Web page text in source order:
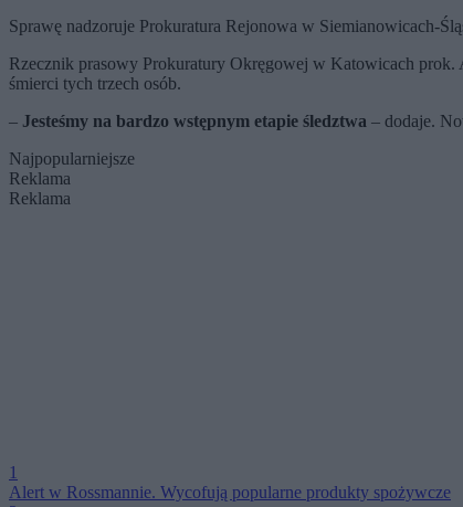
Sprawę nadzoruje Prokuratura Rejonowa w Siemianowicach-
Rzecznik prasowy Prokuratury Okręgowej w Katowicach prok.
śmierci tych trzech osób.
– Jesteśmy na bardzo wstępnym etapie śledztwa – dodaje.
Najpopularniejsze
Reklama
Reklama
1
Alert w Rossmannie. Wycofują popularne produkty spożywcze